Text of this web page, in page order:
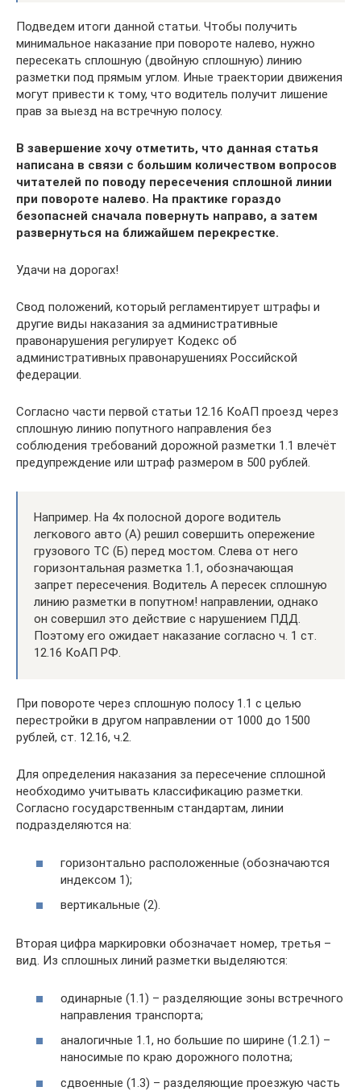
Подведем итоги данной статьи. Чтобы получить
минимальное наказание при повороте налево, нужно
пересекать сплошную (двойную сплошную) линию
разметки под прямым углом. Иные траектории движения
могут привести к тому, что водитель получит лишение
прав за выезд на встречную полосу.
В завершение хочу отметить, что данная статья
написана в связи с большим количеством вопросов
читателей по поводу пересечения сплошной линии
при повороте налево. На практике гораздо
безопасней сначала повернуть направо, а затем
развернуться на ближайшем перекрестке.
Удачи на дорогах!
Свод положений, который регламентирует штрафы и
другие виды наказания за административные
правонарушения регулирует Кодекс об
административных правонарушениях Российской
федерации.
Согласно части первой статьи 12.16 КоАП проезд через
сплошную линию попутного направления без
соблюдения требований дорожной разметки 1.1 влечёт
предупреждение или штраф размером в 500 рублей.
Например. На 4х полосной дороге водитель
легкового авто (А) решил совершить опережение
грузового ТС (Б) перед мостом. Слева от него
горизонтальная разметка 1.1, обозначающая
запрет пересечения. Водитель А пересек сплошную
линию разметки в попутном! направлении, однако
он совершил это действие с нарушением ПДД.
Поэтому его ожидает наказание согласно ч. 1 ст.
12.16 КоАП РФ.
При повороте через сплошную полосу 1.1 с целью
перестройки в другом направлении от 1000 до 1500
рублей, ст. 12.16, ч.2.
Для определения наказания за пересечение сплошной
необходимо учитывать классификацию разметки.
Согласно государственным стандартам, линии
подразделяются на:
горизонтально расположенные (обозначаются
индексом 1);
вертикальные (2).
Вторая цифра маркировки обозначает номер, третья –
вид. Из сплошных линий разметки выделяются:
одинарные (1.1) – разделяющие зоны встречного
направления транспорта;
аналогичные 1.1, но большие по ширине (1.2.1) –
наносимые по краю дорожного полотна;
сдвоенные (1.3) – разделяющие проезжую часть